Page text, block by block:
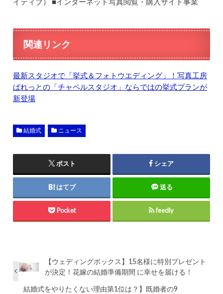
関連リンク
最新スタジオで「挙式＆フォトウエディング」！写真工房
ぱれっとの「チャペルスタジオ」ならではの挙式プランが
新登場
結婚式 ニュース
ポスト シェア
はてブ 送る
Pocket feedly
【ウェディングボックス】15名様に特別プレゼント
が決定！花嫁の結婚準備期間 に幸せを届ける！
結婚式をやりたくない理由第1位は？】既婚者の9